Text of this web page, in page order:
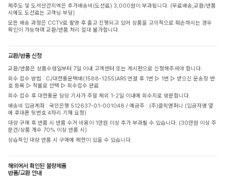
제주도 및 도서산간지역은 추가배송비(도선료) 3,000원이 부과됩니다. (무료배송,교환/반품
시에도 도선료는 고객님 부담)
모든 배송 과정은 CCTV로 촬영 후 출고 진행되고 있어 상품을 고의적으로 훼손하시는 경우
확인이 가능하며 교환/반품 처리 절대 불가합니다.
교환/반품 신청
교환/반품은 상품수령일부터 7일 이내 고객센터 또는 게시판으로 신청해주셔야 합니다.
회수 접수 방법 : CJ대한통운택배(1588-1255)ARS 연결 후 1번 ▷ 1번 ▷ 받으신 운송장 번
호 등록 ▷ 착불로 선택 ▷ 회수접수 완료
회수 접수 후 대한통운 담당 기사가 주말 제외 1-2일 이내에 회수지로 방문합니다.
배송비 입금계좌 : 국민은행 512637-01-001048 / 예금주 : (주)클릭앤퍼니 (입금자명 옆
에 휴대폰 뒷번호 4자리 기재 요청)
대량 구매 후 반품 시 반품 수거 비용이 1만원 이상 추가 부과될 수 있습니다. (30만원 이상 주
문건/상품 개수 70% 이상 반품 시)
상습적인 대량 반품 시 구매에 제한이 있을 수 있습니다.
해외에서 확인된 불량제품
반품/교환 안내